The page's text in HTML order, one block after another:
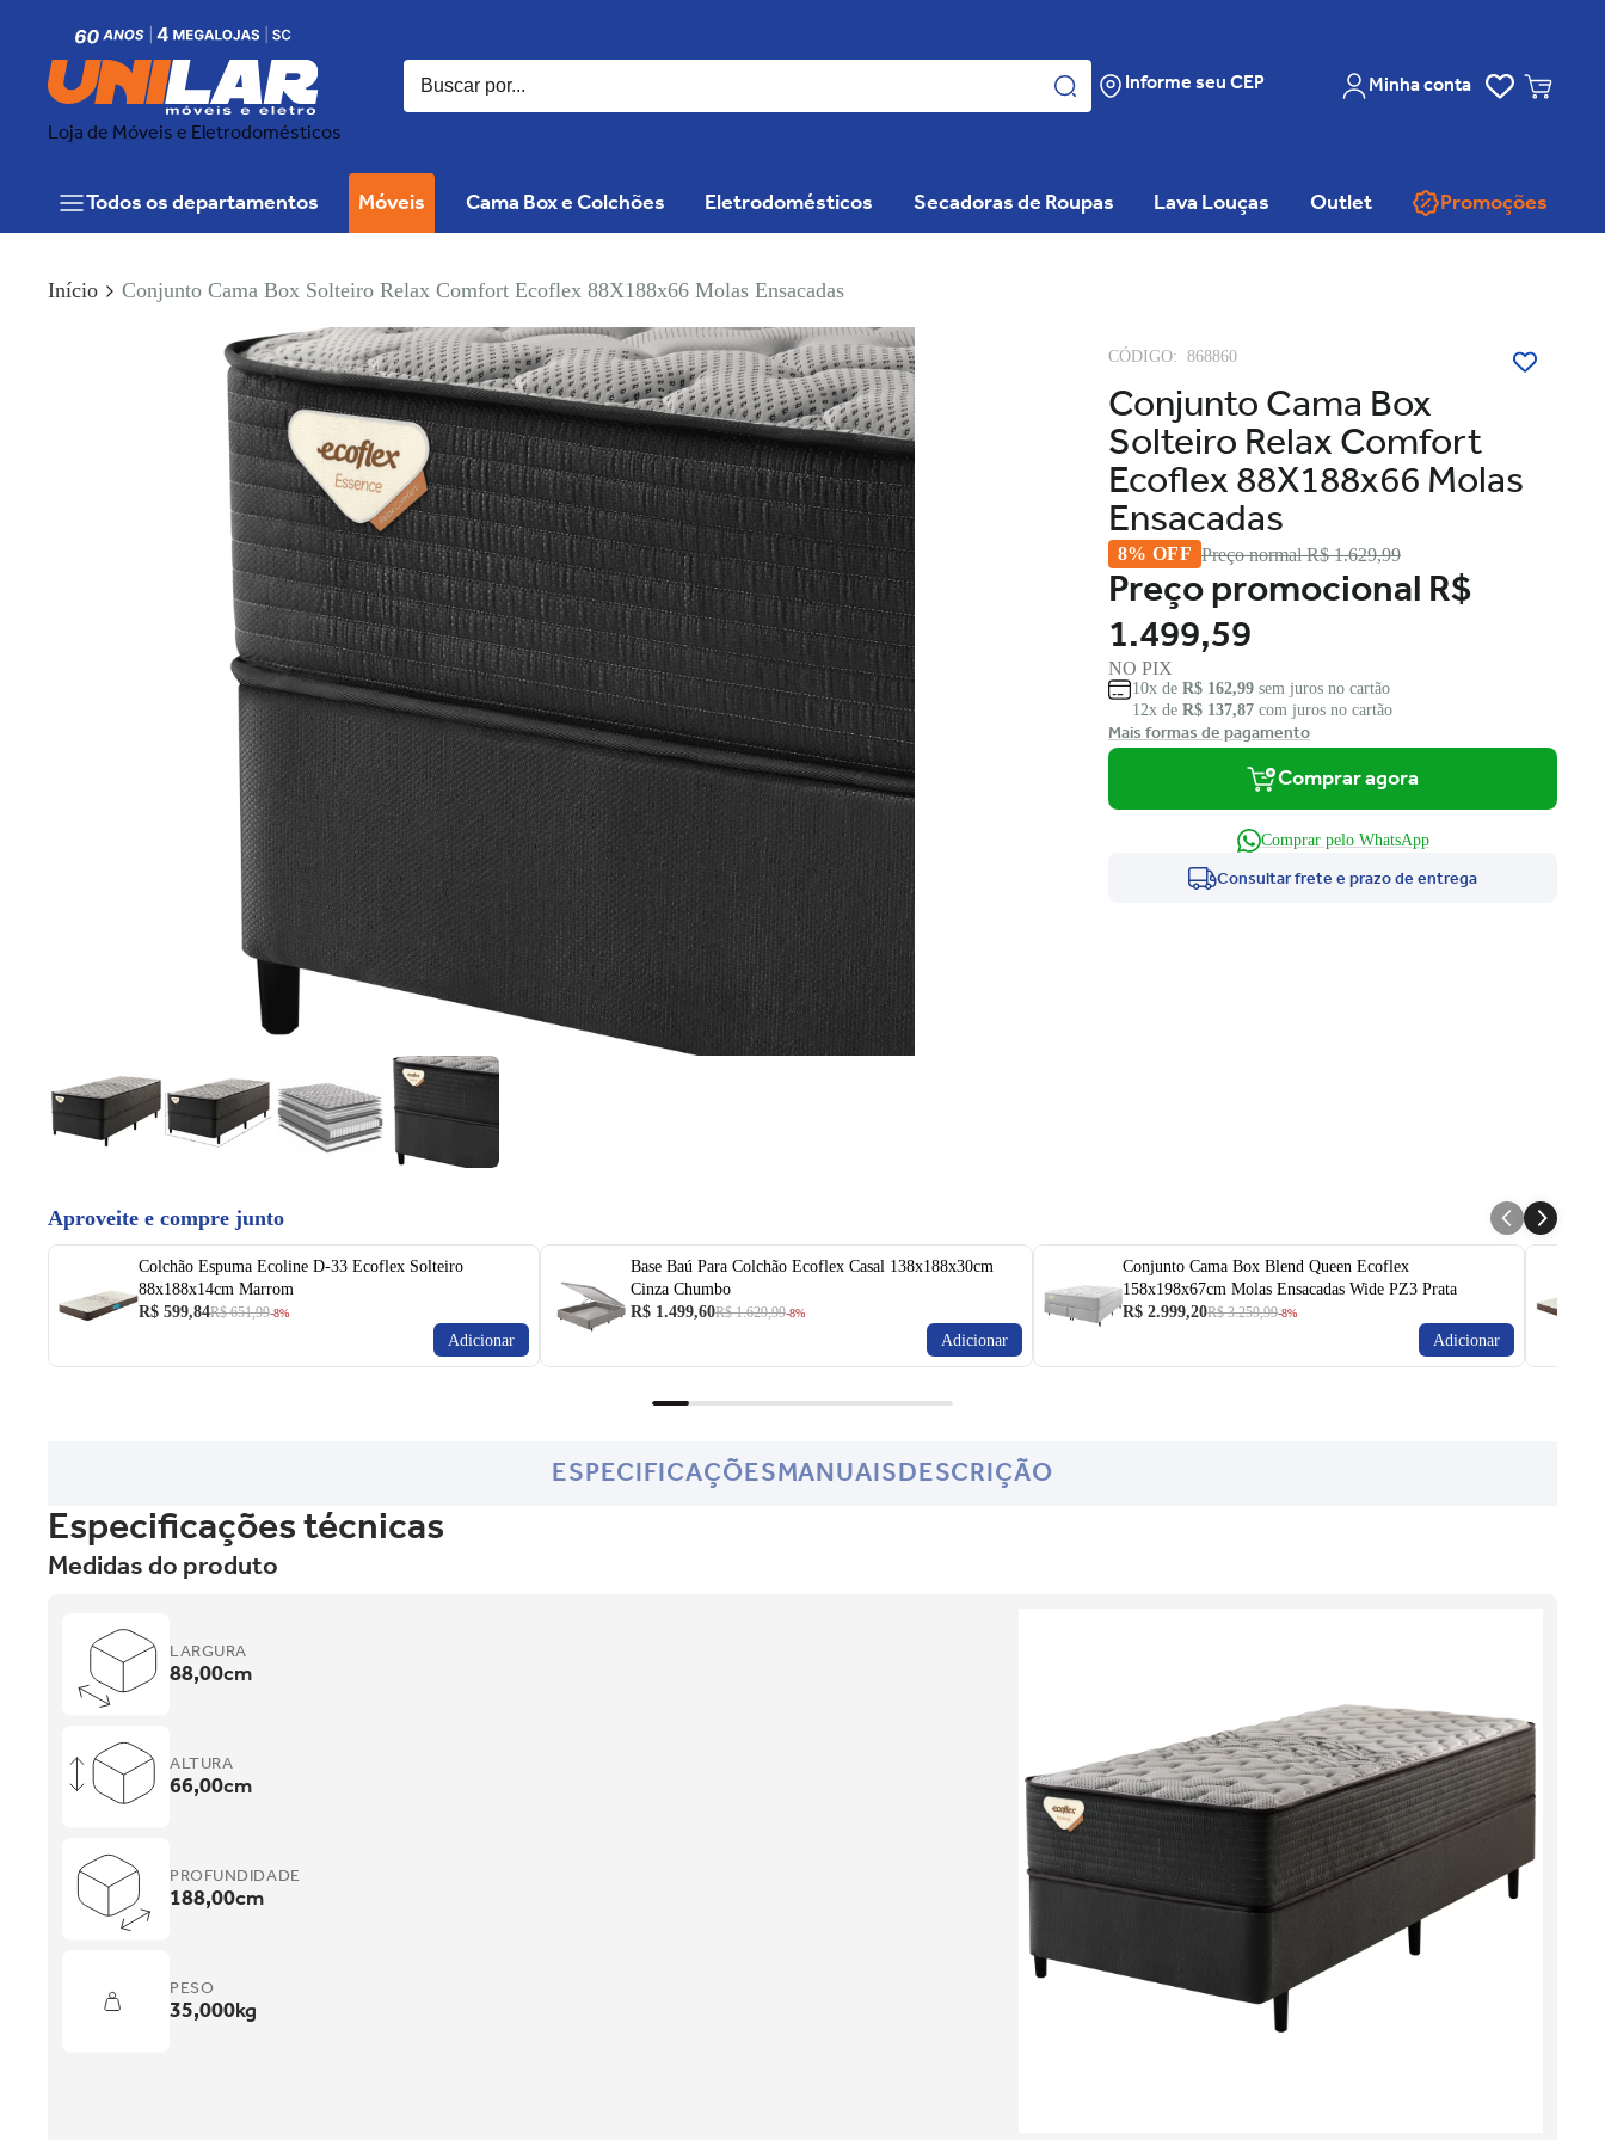
Loja de Móveis e Eletrodomésticos
Informe seu CEP Minha conta
Todos os departamentos Móveis Cama Box e Colchões Eletrodomésticos Secadoras de Roupas Lava Louças Outlet Promoções
Início Conjunto Cama Box Solteiro Relax Comfort Ecoflex 88X188x66 Molas Ensacadas
CÓDIGO: 868860
Conjunto Cama Box
Solteiro Relax Comfort
Ecoflex 88X188x66 Molas
Ensacadas
8% OFF Preço normalR$ 1.629,99
Preço promocionalR$
1.499,59
NO PIX
10x de R$ 162,99 sem juros no cartão
12x de R$ 137,87 com juros no cartão
Mais formas de pagamento
Comprar agora
Comprar pelo WhatsApp
Consultar frete e prazo de entrega
Aproveite e compre junto
Colchão Espuma Ecoline D-33 Ecoflex Solteiro
88x188x14cm Marrom
R$ 599,84R$ 651,99-8%
Adicionar
Base Baú Para Colchão Ecoflex Casal 138x188x30cm
Cinza Chumbo
R$ 1.499,60R$ 1.629,99-8%
Adicionar
Conjunto Cama Box Blend Queen Ecoflex
158x198x67cm Molas Ensacadas Wide PZ3 Prata
R$ 2.999,20R$ 3.259,99-8%
Adicionar
ESPECIFICAÇÕESMANUAISDESCRIÇÃO
Especificações técnicas
Medidas do produto
LARGURA
88,00cm
ALTURA
66,00cm
PROFUNDIDADE
188,00cm
PESO
35,000kg